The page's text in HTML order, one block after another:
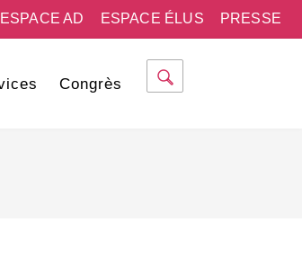
PRESSE
ESPACE ÉLUS
ESPACE AD
Congrès